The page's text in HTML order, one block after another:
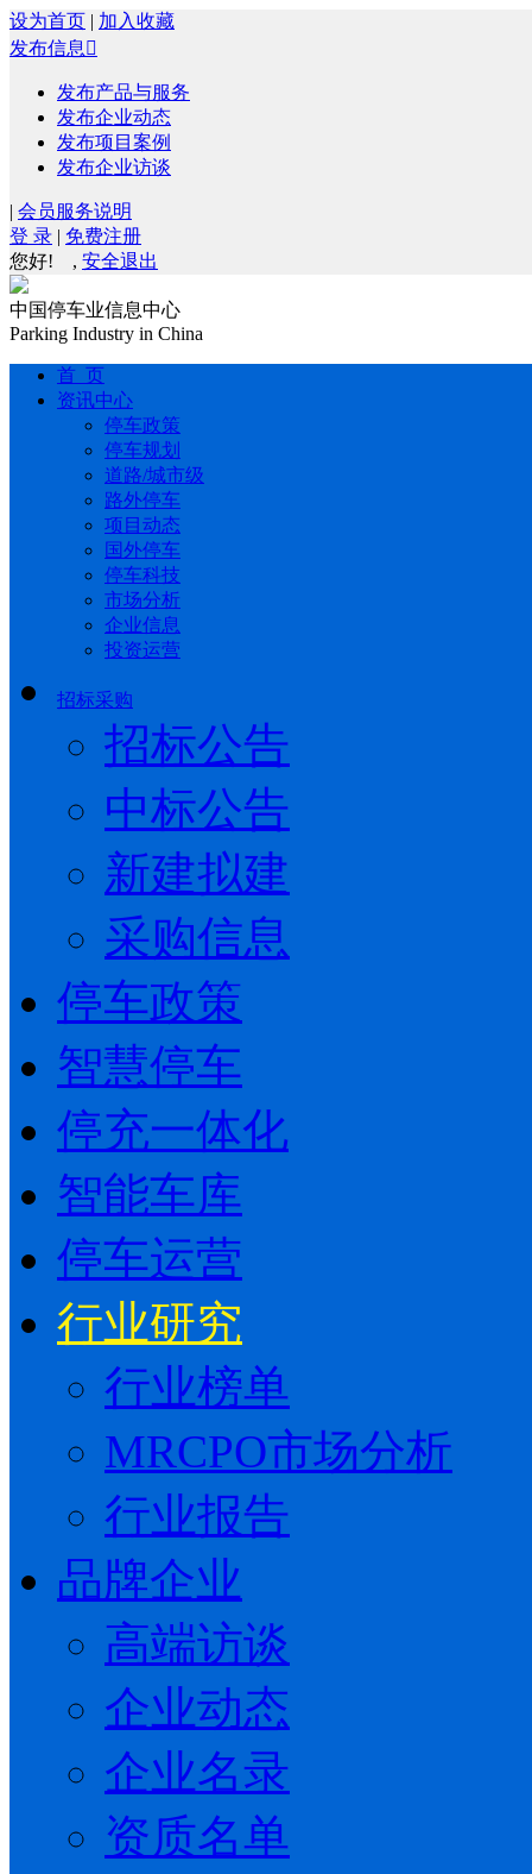
设为首页 | 加入收藏
发布信息 
发布产品与服务
发布企业动态
发布项目案例
发布企业访谈
| 会员服务说明
登 录 | 免费注册
您好!
, 安全退出
中国停车业信息中心
Parking Industry in China
首 页
资讯中心
停车政策
停车规划
道路/城市级
路外停车
项目动态
国外停车
停车科技
市场分析
企业信息
投资运营
招标采购
招标公告
中标公告
新建拟建
采购信息
停车政策
智慧停车
停充一体化
智能车库
停车运营
行业研究
行业榜单
MRCPO市场分析
行业报告
品牌企业
高端访谈
企业动态
企业名录
资质名单